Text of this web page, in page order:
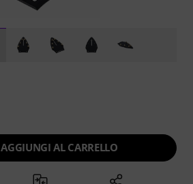
AGGIUNGI AL CARRELLO